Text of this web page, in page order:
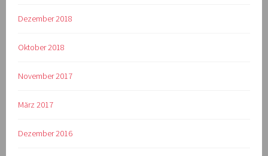
Dezember 2018
Oktober 2018
November 2017
März 2017
Dezember 2016